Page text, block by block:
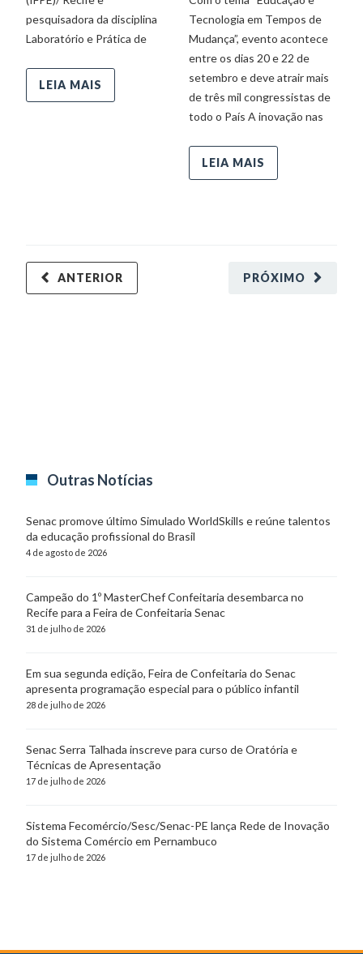
pesquisadora da disciplina
Laboratório e Prática de
LEIA MAIS
Tecnologia em Tempos de
Mudança”, evento acontece
entre os dias 20 e 22 de
setembro e deve atrair mais
de três mil congressistas de
todo o País A inovação nas
LEIA MAIS
PRÓXIMO
ANTERIOR
Outras Notícias
Senac promove último Simulado WorldSkills e reúne talentos
da educação profissional do Brasil
4 de agosto de 2026
Campeão do 1º MasterChef Confeitaria desembarca no
Recife para a Feira de Confeitaria Senac
31 de julho de 2026
Em sua segunda edição, Feira de Confeitaria do Senac
apresenta programação especial para o público infantil
28 de julho de 2026
Senac Serra Talhada inscreve para curso de Oratória e
Técnicas de Apresentação
17 de julho de 2026
Sistema Fecomércio/Sesc/Senac-PE lança Rede de Inovação
do Sistema Comércio em Pernambuco
17 de julho de 2026